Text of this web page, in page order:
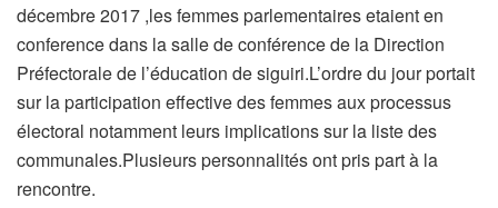
décembre 2017 ,les femmes parlementaires etaient en
conference dans la salle de conférence de la Direction
Préfectorale de l’éducation de siguiri.L’ordre du jour portait
sur la participation effective des femmes aux processus
électoral notamment leurs implications sur la liste des
communales.Plusieurs personnalités ont pris part à la
rencontre.